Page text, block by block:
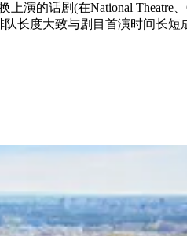
上演的话剧(在National
长度大致与剧目首演时间长短